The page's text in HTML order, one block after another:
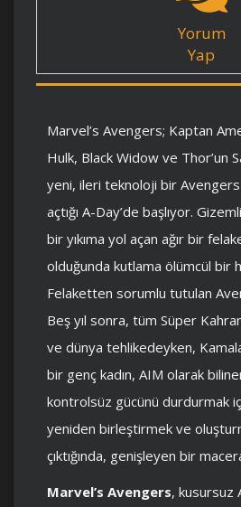
Yorum
Yap
Marvel’s Avengers; Kaptan
Hulk, Black Widow ve Thor’un
yeni, ileri teknoloji bir Avengers
açtığı A-Day’de başlıyor.
bir yıkıma yol açan ağır bir
olduğunda kutlama ölümcül bir
Felaketten sorumlu tutulan
Beş yıl sonra, tüm Süper
ve dünya tehlikedeyken,
bir genç kadın, AIM olarak
kontrolsüz gücünü durdurmak
yeniden birleştirmek ve
çıktığında, genişleyen bir
Marvel’s Avengers, kusursuz